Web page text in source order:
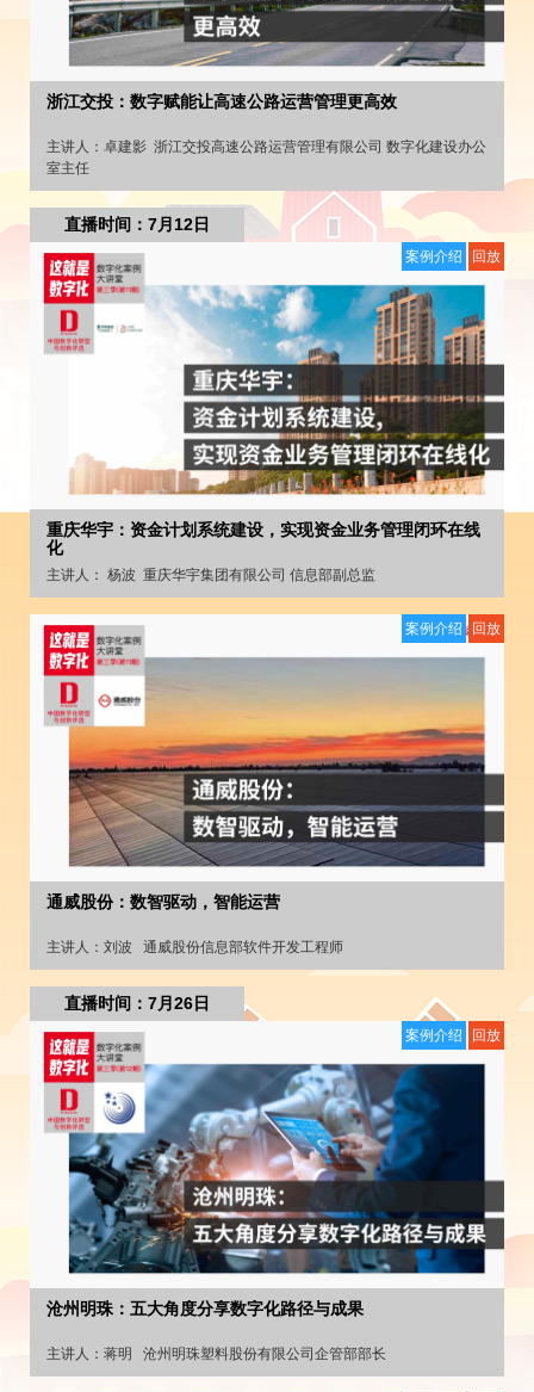
浙江交投：数字赋能让高速公路运营管理更高效
主讲人： 卓建影 浙江交投高速公路运营管理有限公司 数字化建设办公
室主任
直播时间：7月12日
重庆华宇：资金计划系统建设，实现资金业务管理闭环在线
化
主讲人： 杨波 重庆华宇集团有限公司 信息部副总监
案例介绍 回放
通威股份：数智驱动，智能运营
主讲人： 刘波 通威股份信息部软件开发工程师
案例介绍 回放
直播时间：7月26日
沧州明珠：五大角度分享数字化路径与成果
主讲人： 蒋明 沧州明珠塑料股份有限公司企管部部长
案例介绍 回放